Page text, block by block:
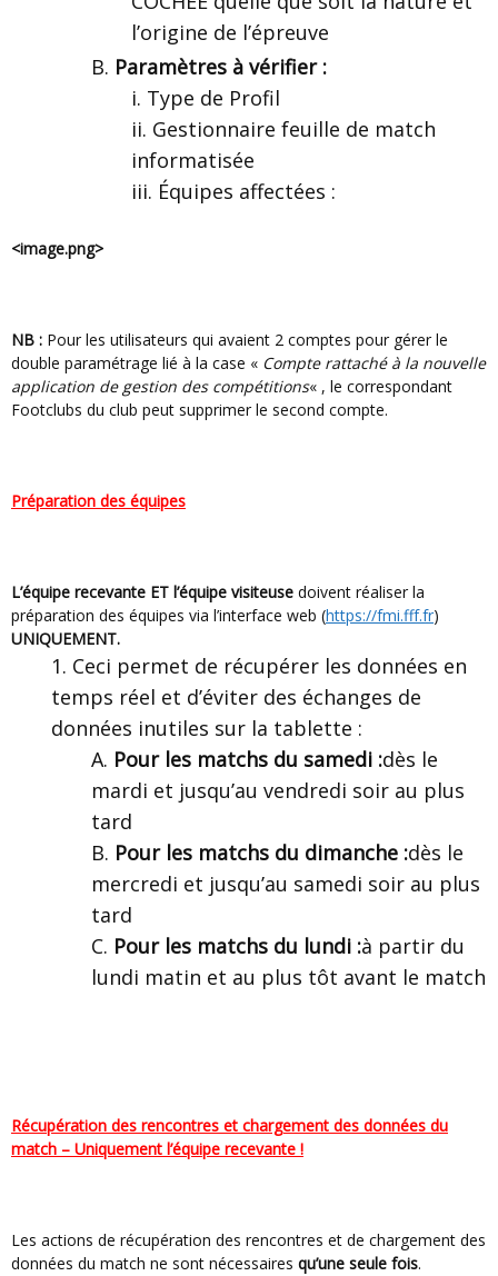
l’origine de l’épreuve
Paramètres à vérifier :
Type de Profil
Gestionnaire feuille de match
informatisée
Équipes affectées :
<image.png>
NB : Pour les utilisateurs qui avaient 2 comptes pour gérer le
double paramétrage lié à la case « Compte rattaché à la nouvelle
application de gestion des compétitions« , le correspondant
Footclubs du club peut supprimer le second compte.
Préparation des équipes
L’équipe recevante ET l’équipe visiteuse doivent réaliser la
préparation des équipes via l’interface web (https://fmi.fff.fr)
UNIQUEMENT.
Ceci permet de récupérer les données en
temps réel et d’éviter des échanges de
données inutiles sur la tablette :
Pour les matchs du samedi :dès le
mardi et jusqu’au vendredi soir au plus
tard
Pour les matchs du dimanche :dès le
mercredi et jusqu’au samedi soir au plus
tard
Pour les matchs du lundi :à partir du
lundi matin et au plus tôt avant le match
Récupération des rencontres et chargement des données du
match – Uniquement l’équipe recevante !
Les actions de récupération des rencontres et de chargement des
données du match ne sont nécessaires qu’une seule fois.